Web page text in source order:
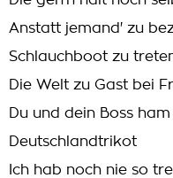
Anstatt jemand' zu
Schlauchboot zu
Die Welt zu Gast bei
Du und dein Boss
Deutschlandtrikot
Ich hab noch nie so